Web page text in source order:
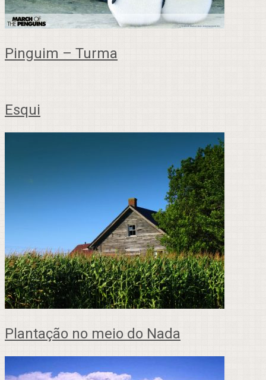
Pinguim – Turma
Esqui
Plantação no meio do Nada